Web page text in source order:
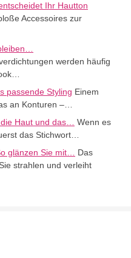
Ihr Hautton
Accessoires zur
werden häufig
passende Styling Einem
an Konturen –…
Haut und das…
Wenn es
das Stichwort…
glänzen Sie mit…
Das
strahlen und verleiht